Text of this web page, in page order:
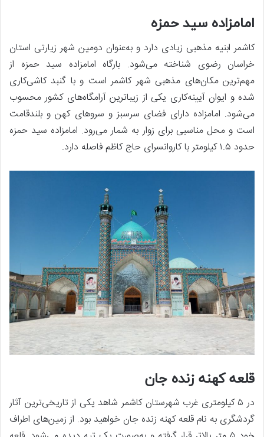
امامزاده سید حمزه
کاشمر ابنیه مذهبی زیادی دارد و به‌عنوان دومین شهر زیارتی استان
خراسان رضوی شناخته می‌شود. بارگاه امامزاده سید حمزه از
مهم‌ترین مکان‌های مذهبی شهر کاشمر است و با گنبد کاشی‌کاری
شده و ایوان آیینه‌کاری یکی از زیباترین آرامگاه‌های کشور محسوب
می‌شود. امامزاده دارای فضای سرسبز و سروهای کهن و بلندقامت
است و محل مناسبی برای زوار به شمار می‌رود. امامزاده سید حمزه
حدود ۱.۵ کیلومتر با کاروانسرای حاج کاظم فاصله دارد.
قلعه کهنه زنده جان
در ۵ کیلومتری غرب شهرستان کاشمر شاهد یکی از تاریخی‌ترین آثار
گردشگری به نام قلعه کهنه زنده جان خواهید بود. از زمین‌های اطراف